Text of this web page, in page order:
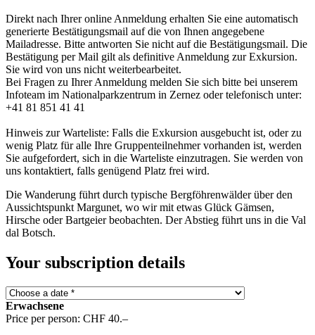
Direkt nach Ihrer online Anmeldung erhalten Sie eine automatisch
generierte Bestätigungsmail auf die von Ihnen angegebene
Mailadresse. Bitte antworten Sie nicht auf die Bestätigungsmail. Die
Bestätigung per Mail gilt als definitive Anmeldung zur Exkursion.
Sie wird von uns nicht weiterbearbeitet.
Bei Fragen zu Ihrer Anmeldung melden Sie sich bitte bei unserem
Infoteam im Nationalparkzentrum in Zernez oder telefonisch unter:
+41 81 851 41 41
Hinweis zur Warteliste: Falls die Exkursion ausgebucht ist, oder zu
wenig Platz für alle Ihre Gruppenteilnehmer vorhanden ist, werden
Sie aufgefordert, sich in die Warteliste einzutragen. Sie werden von
uns kontaktiert, falls genügend Platz frei wird.
Die Wanderung führt durch ­typische Bergföhrenwälder über den
Aussichtspunkt Margunet, wo wir mit etwas Glück Gämsen,
Hirsche oder Bartgeier beobachten. Der Abstieg führt uns in die Val
dal Botsch.
Your subscription details
Erwachsene
Price per person: CHF 40.–